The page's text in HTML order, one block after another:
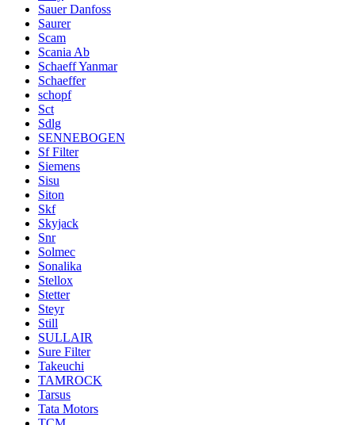
Sauer Danfoss
Saurer
Scam
Scania Ab
Schaeff Yanmar
Schaeffer
schopf
Sct
Sdlg
SENNEBOGEN
Sf Filter
Siemens
Sisu
Siton
Skf
Skyjack
Snr
Solmec
Sonalika
Stellox
Stetter
Steyr
Still
SULLAIR
Sure Filter
Takeuchi
TAMROCK
Tarsus
Tata Motors